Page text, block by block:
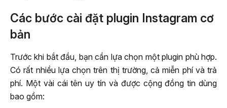
Các bước cài đặt plugin Instagram cơ
bản
Trước khi bắt đầu, bạn cần lựa chọn một plugin phù hợp.
Có rất nhiều lựa chọn trên thị trường, cả miễn phí và trả
phí. Một vài cái tên uy tín và được cộng đồng tin dùng
bao gồm: